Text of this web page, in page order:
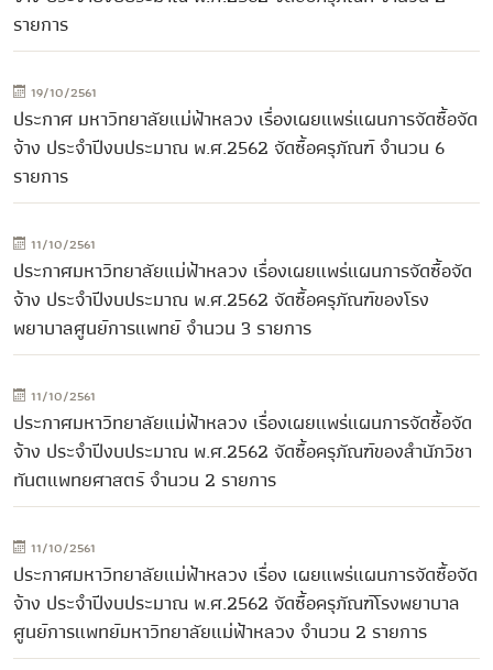
รายการ
19/10/2561
ประกาศ มหาวิทยาลัยแม่ฟ้าหลวง เรื่องเผยแพร่แผนการจัดซื้อจัด
จ้าง ประจำปีงบประมาณ พ.ศ.2562 จัดซื้อครุภัณฑ์ จำนวน 6
รายการ
11/10/2561
ประกาศมหาวิทยาลัยแม่ฟ้าหลวง เรื่องเผยแพร่แผนการจัดซื้อจัด
จ้าง ประจำปีงบประมาณ พ.ศ.2562 จัดซื้อครุภัณฑ์ของโรง
พยาบาลศูนย์การแพทย์ จำนวน 3 รายการ
11/10/2561
ประกาศมหาวิทยาลัยแม่ฟ้าหลวง เรื่องเผยแพร่แผนการจัดซื้อจัด
จ้าง ประจำปีงบประมาณ พ.ศ.2562 จัดซื้อครุภัณฑ์ของสำนักวิชา
ทันตแพทยศาสตร์ จำนวน 2 รายการ
11/10/2561
ประกาศมหาวิทยาลัยแม่ฟ้าหลวง เรื่อง เผยแพร่แผนการจัดซื้อจัด
จ้าง ประจำปีงบประมาณ พ.ศ.2562 จัดซื้อครุภัณฑ์โรงพยาบาล
ศูนย์การแพทย์มหาวิทยาลัยแม่ฟ้าหลวง จำนวน 2 รายการ